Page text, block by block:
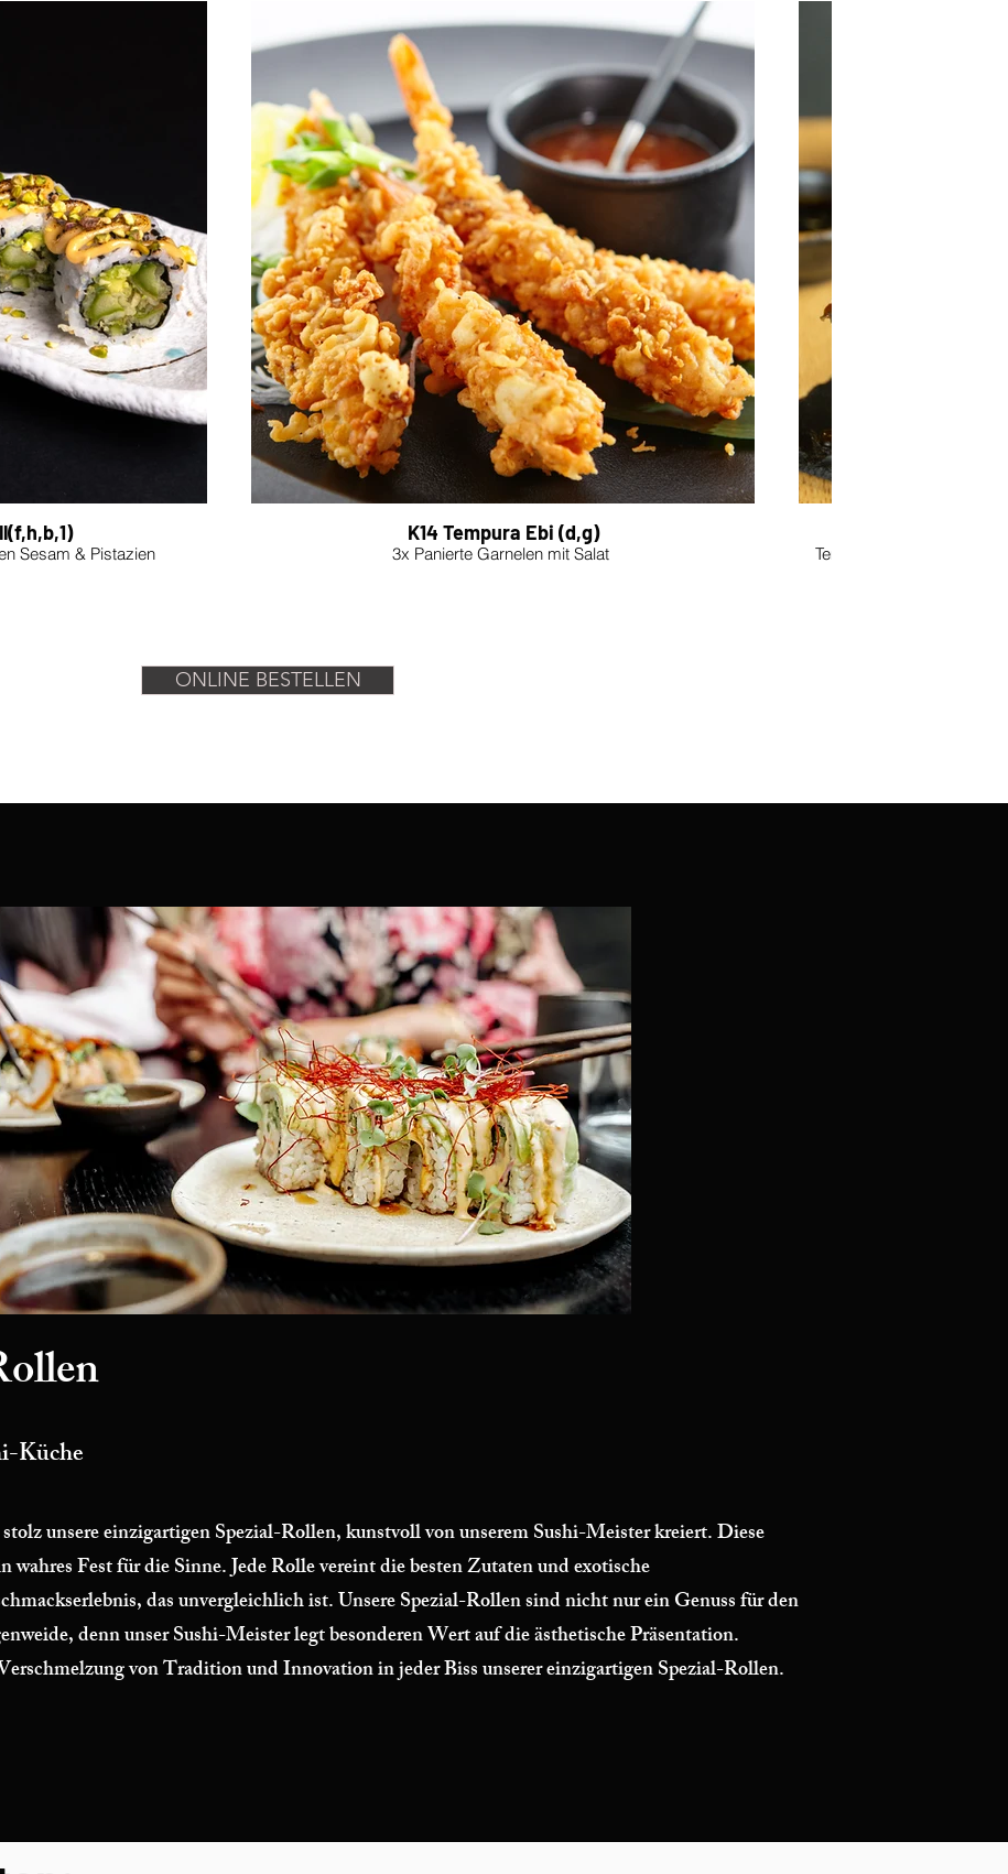
Sesam & Pistazien
K14 Tempura Ebi (d,g)
3x Panierte Garnelen mit Salat Tempura Ebi, außen
ONLINE BESTELLEN
Küche
unsere einzigartigen Spezial-Rollen, kunstvoll von unserem Sushi-Meister kreiert. Diese
Fest für die Sinne. Jede Rolle vereint die besten Zutaten und exotische
das unvergleichlich ist. Unsere Spezial-Rollen sind nicht nur ein Genuss für den
denn unser Sushi-Meister legt besonderen Wert auf die ästhetische Präsentation.
von Tradition und Innovation in jeder Biss unserer einzigartigen Spezial-Rollen.